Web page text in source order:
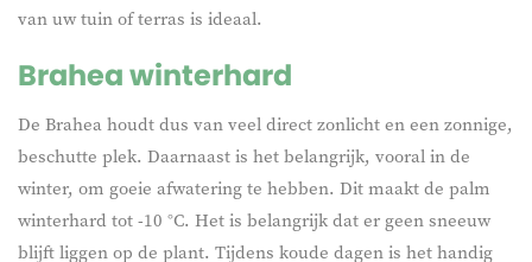
van uw tuin of terras is ideaal.
Brahea winterhard
De Brahea houdt dus van veel direct zonlicht en een zonnige,
beschutte plek. Daarnaast is het belangrijk, vooral in de
winter, om goeie afwatering te hebben. Dit maakt de palm
winterhard tot -10 °C. Het is belangrijk dat er geen sneeuw
blijft liggen op de plant. Tijdens koude dagen is het handig